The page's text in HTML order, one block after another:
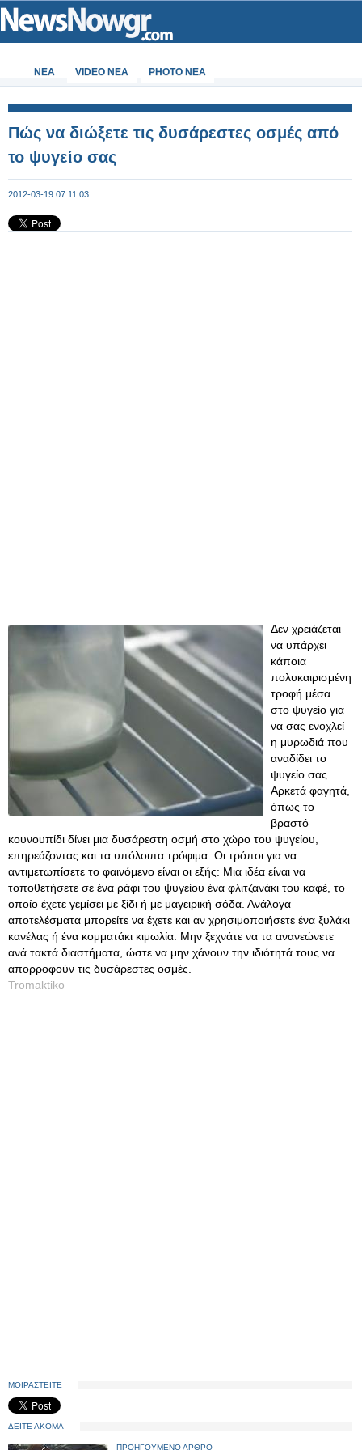
ΝΕΑ VIDEO NEA PHOTO NEA
Πώς να διώξετε τις δυσάρεστες οσμές από
το ψυγείο σας
2012-03-19 07:11:03
Δεν χρειάζεται
να υπάρχει
κάποια
πολυκαιρισμένη
τροφή μέσα
στο ψυγείο για
να σας ενοχλεί
η μυρωδιά που
αναδίδει το
ψυγείο σας.
Αρκετά φαγητά,
όπως το
βραστό
κουνουπίδι δίνει μια δυσάρεστη οσμή στο χώρο του ψυγείου,
επηρεάζοντας και τα υπόλοιπα τρόφιμα. Οι τρόποι για να
αντιμετωπίσετε το φαινόμενο είναι οι εξής: Μια ιδέα είναι να
τοποθετήσετε σε ένα ράφι του ψυγείου ένα φλιτζανάκι του καφέ, το
οποίο έχετε γεμίσει με ξίδι ή με μαγειρική σόδα. Ανάλογα
αποτελέσματα μπορείτε να έχετε και αν χρησιμοποιήσετε ένα ξυλάκι
κανέλας ή ένα κομματάκι κιμωλία. Μην ξεχνάτε να τα ανανεώνετε
ανά τακτά διαστήματα, ώστε να μην χάνουν την ιδιότητά τους να
απορροφούν τις δυσάρεστες οσμές.
Tromaktiko
ΜΟΙΡΑΣΤΕΙΤΕ
ΔΕΙΤΕ ΑΚΟΜΑ
ΠΡΟΗΓΟΥΜΕΝΟ ΑΡΘΡΟ